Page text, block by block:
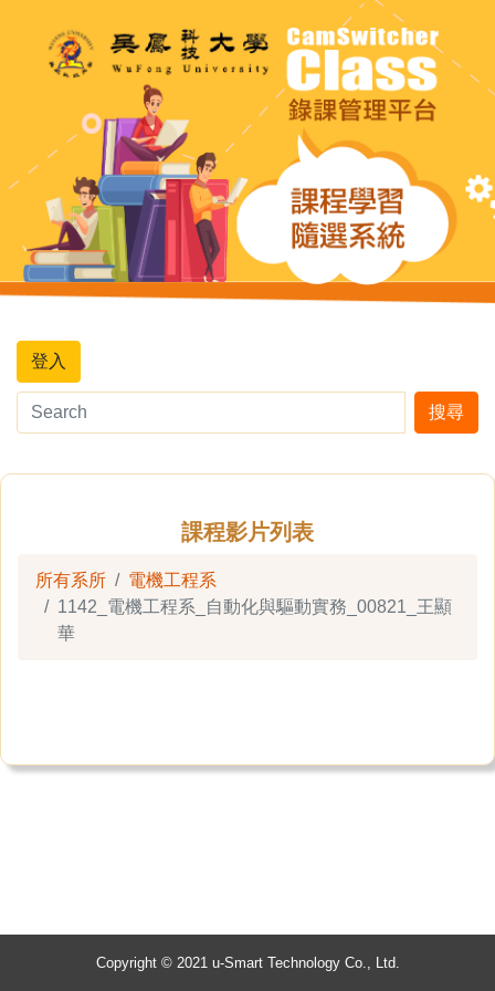
登入
搜尋
課程影片列表
所有系所
電機工程系
1142_電機工程系_自動化與驅動實務_00821_王顯
華
Copyright © 2021 u-Smart Technology Co., Ltd.